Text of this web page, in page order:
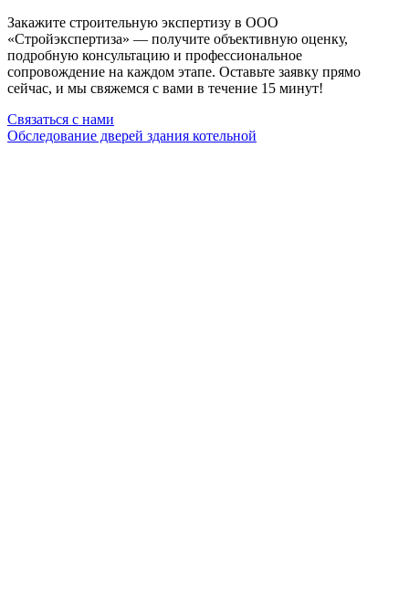
Закажите строительную экспертизу в ООО
«Стройэкспертиза» — получите объективную оценку,
подробную консультацию и профессиональное
сопровождение на каждом этапе. Оставьте заявку прямо
сейчас, и мы свяжемся с вами в течение 15 минут!
Связаться с нами
Обследование дверей здания котельной